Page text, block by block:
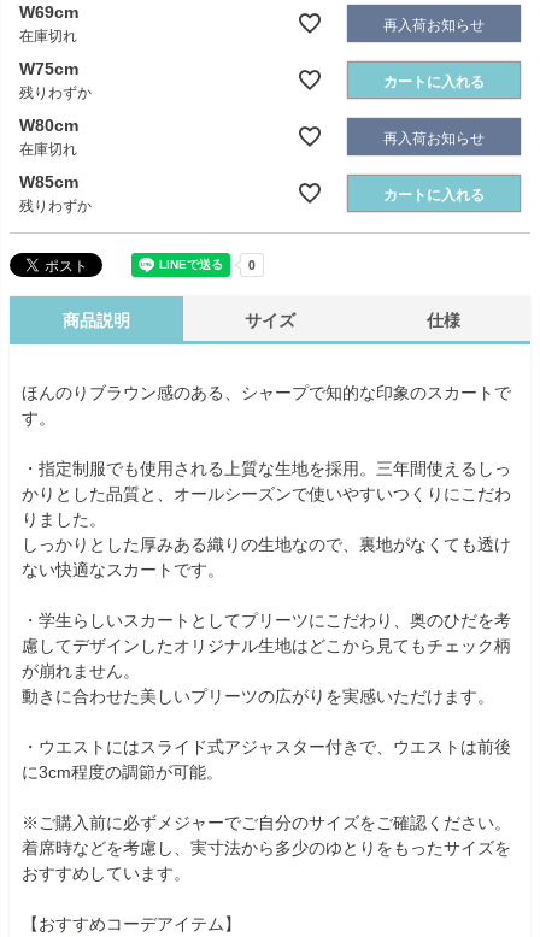
W69cm
在庫切れ
再入荷お知らせ
W75cm
残りわずか
カートに入れる
W80cm
在庫切れ
再入荷お知らせ
W85cm
残りわずか
カートに入れる
商品説明 サイズ 仕様
ほんのりブラウン感のある、シャープで知的な印象のスカートで
す。
・指定制服でも使用される上質な生地を採用。三年間使えるしっ
かりとした品質と、オールシーズンで使いやすいつくりにこだわ
りました。
しっかりとした厚みある織りの生地なので、裏地がなくても透け
ない快適なスカートです。
・学生らしいスカートとしてプリーツにこだわり、奥のひだを考
慮してデザインしたオリジナル生地はどこから見てもチェック柄
が崩れません。
動きに合わせた美しいプリーツの広がりを実感いただけます。
・ウエストにはスライド式アジャスター付きで、ウエストは前後
に3cm程度の調節が可能。
※ご購入前に必ずメジャーでご自分のサイズをご確認ください。
着席時などを考慮し、実寸法から多少のゆとりをもったサイズを
おすすめしています。
【おすすめコーデアイテム】